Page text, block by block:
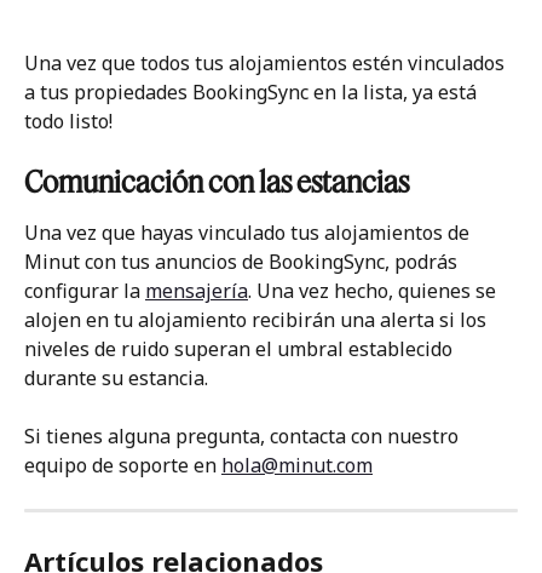
Una vez que todos tus alojamientos estén vinculados
a tus propiedades BookingSync en la lista, ya está
todo listo!
Comunicación con las estancias
Una vez que hayas vinculado tus alojamientos de
Minut con tus anuncios de BookingSync, podrás
configurar la mensajería. Una vez hecho, quienes se
alojen en tu alojamiento recibirán una alerta si los
niveles de ruido superan el umbral establecido
durante su estancia.
Si tienes alguna pregunta, contacta con nuestro
equipo de soporte en hola@minut.com
Artículos relacionados